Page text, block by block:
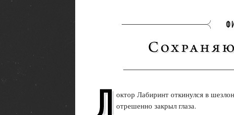
октор Лабиринт откинулся в
отрешенно закрыл глаза.